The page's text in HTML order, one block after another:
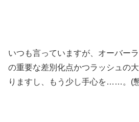
いつも言っていますが、オーバー
の重要な差別化点かつラッシュの
りますし、もう少し手心を……。(